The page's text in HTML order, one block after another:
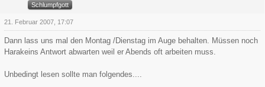
Schlumpfgott
21. Februar 2007, 17:07
Dann lass uns mal den Montag /Dienstag im Auge behalten. Müssen noch
Harakeins Antwort abwarten weil er Abends oft arbeiten muss.
Unbedingt lesen sollte man folgendes....